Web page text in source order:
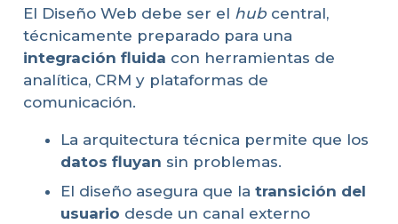
El Diseño Web debe ser el hubcentral,
técnicamente preparado para una
integración fluida con herramientas de
analítica, CRM y plataformas de
comunicación.
La arquitectura técnica permite que los
datos fluyan sin problemas.
El diseño asegura que la transición del
usuario desde un canal externo